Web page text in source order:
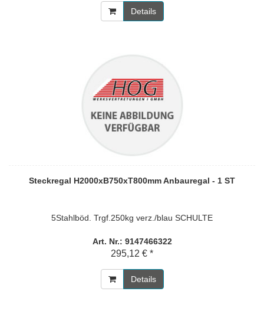
Details
Steckregal H2000xB750xT800mm Anbauregal - 1 ST
5Stahlböd. Trgf.250kg verz./blau SCHULTE
Art. Nr.: 9147466322
295,12 € *
Details